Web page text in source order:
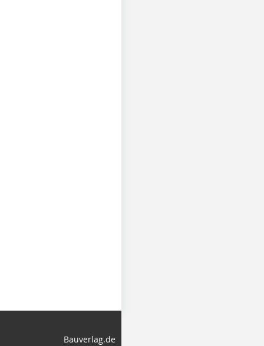
Bauverlag.de